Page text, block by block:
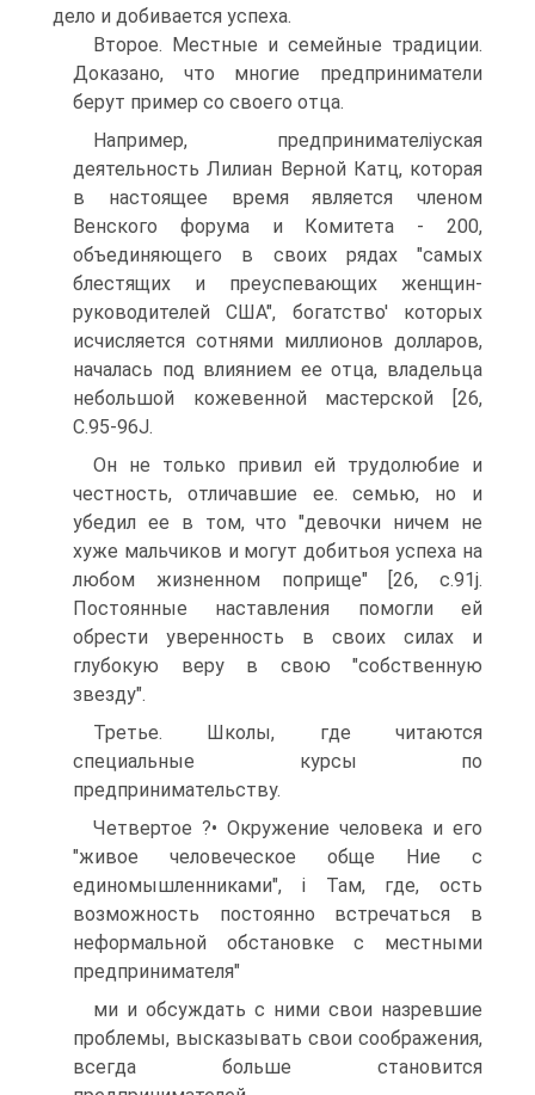
дело и добивается успеха.
Второе. Местные и семейные традиции.
Доказано, что многие предприниматели
берут пример со своего отца.
Например, предпринимателіуская
деятельность Лилиан Верной Катц, которая
в настоящее время является членом
Венского форума и Комитета - 200,
объединяющего в своих рядах "самых
блестящих и преуспевающих женщин-
руководителей США", богатство' которых
исчисляется сотнями миллионов долларов,
началась под влиянием ее отца, владельца
небольшой кожевенной мастерской [26,
C.95-96J.
Он не только привил ей трудолюбие и
честность, отличавшие ее. семью, но и
убедил ее в том, что "девочки ничем не
хуже мальчиков и могут добитьоя успеха на
любом жизненном поприще" [26, с.91j.
Постоянные наставления помогли ей
обрести уверенность в своих силах и
глубокую веру в свою "собственную
звезду".
Третье. Школы, где читаются
специальные курсы по
предпринимательству.
Четвертое ?• Окружение человека и его
"живое человеческое обще Ние с
единомышленниками", і Там, где, ость
возможность постоянно встречаться в
неформальной обстановке с местными
предпринимателя"
ми и обсуждать с ними свои назревшие
проблемы, высказывать свои соображения,
всегда больше становится